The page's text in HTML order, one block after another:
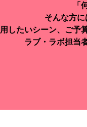
「
そんな方
したいシーン、ご予
ラブ・ラボ担当